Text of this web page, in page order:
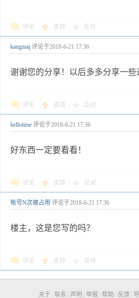
评论 支持 反对
kangmaj 评论于2018-6-21 17:36
谢谢您的分享！以后多多分享一些
评论 支持 反对
hellotime 评论于2018-6-21 17:36
好东西一定要看看！
评论 支持 反对
账号N次被占用 评论于2018-6-21 17:36
楼主，这是您写的吗？
评论 支持 反对
关于 联系 声明 举报 帮助 反馈